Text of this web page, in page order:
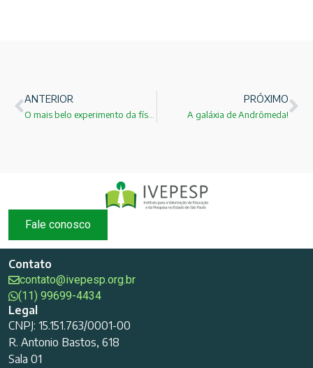
ANTERIOR PRÓXIMO
A galáxia de Andrômeda!
Fale conosco
Contato
contato@ivepesp.org.br
(11) 99699-4434
Legal
CNPJ: 15.151.763/0001-00
R. Antonio Bastos, 618
Sala 01